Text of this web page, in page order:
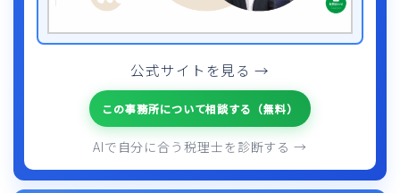
公式サイトを見る →
この事務所について相談する（無料）
AIで自分に合う税理士を診断する →